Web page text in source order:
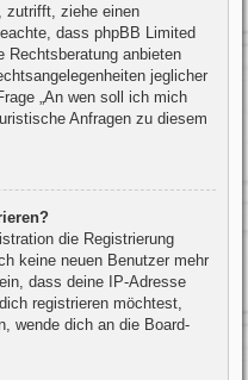
zutrifft, ziehe einen
dass phpBB Limited
Rechtsberatung anbieten
jeglicher
„An wen soll ich mich
Anfragen zu diesem
die Registrierung
keine neuen Benutzer mehr
dass deine IP-Adresse
registrieren möchtest,
wende dich an die Board-